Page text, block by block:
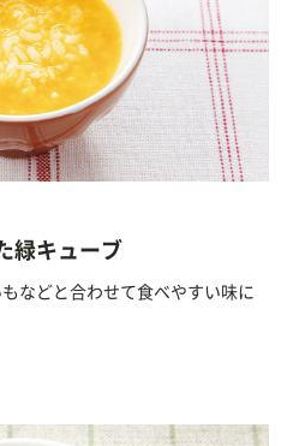
緑キューブ
などと合わせて食べやすい味に